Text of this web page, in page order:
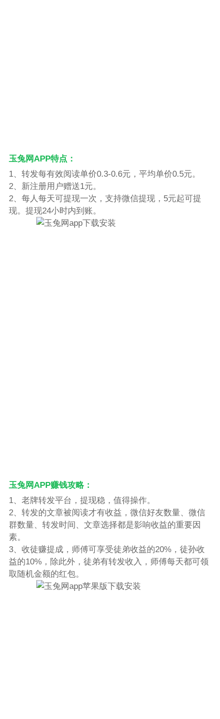
玉兔网APP特点：
1、转发每有效阅读单价0.3-0.6元，平均单价0.5元。
2、新注册用户赠送1元。
2、每人每天可提现一次，支持微信提现，5元起可提
现。提现24小时内到账。
玉兔网APP赚钱攻略：
1、老牌转发平台，提现稳，值得操作。
2、转发的文章被阅读才有收益，微信好友数量、微信
群数量、转发时间、文章选择都是影响收益的重要因
素。
3、收徒赚提成，师傅可享受徒弟收益的20%，徒孙收
益的10%，除此外，徒弟有转发收入，师傅每天都可领
取随机金额的红包。